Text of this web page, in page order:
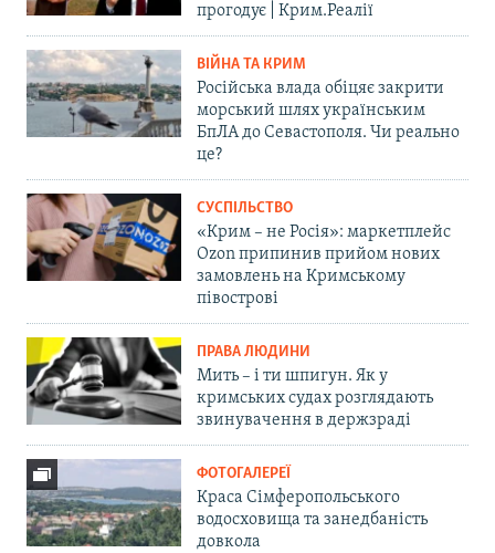
прогодує | Крим.Реалії
ВІЙНА ТА КРИМ
Російська влада обіцяє закрити
морський шлях українським
БпЛА до Севастополя. Чи реально
це?
СУСПІЛЬСТВО
«Крим – не Росія»: маркетплейс
Ozon припинив прийом нових
замовлень на Кримському
півострові
ПРАВА ЛЮДИНИ
Мить – і ти шпигун. Як у
кримських судах розглядають
звинувачення в держзраді
ФОТОГАЛЕРЕЇ
Краса Сімферопольського
водосховища та занедбаність
довкола